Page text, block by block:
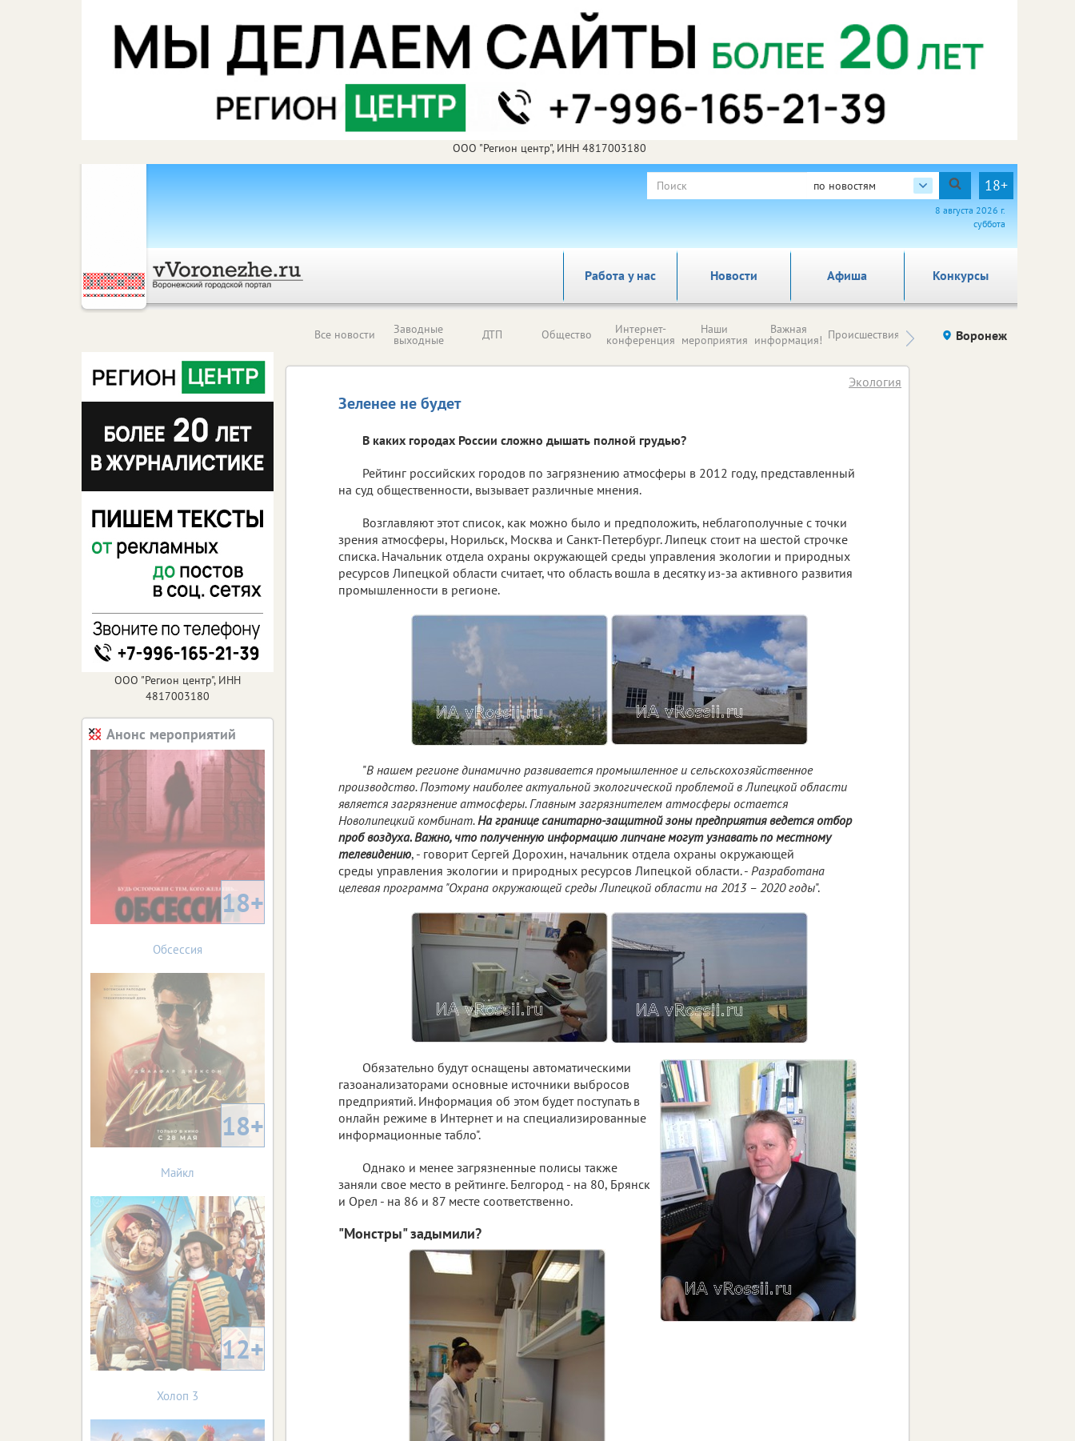
ООО "Регион центр", ИНН 4817003180
по новостям 18+
8 августа 2026 г.
суббота
Работа у нас Новости Афиша Конкурсы
Все новости Заводные
выходные ДТП Общество Интернет-
конференция
Наши
мероприятия
Важная
информация! Происшествия Здоровье компаний (на
Воронеж
Зеленее не будет
Экология
В каких городах России сложно дышать полной грудью?
Рейтинг российских городов по загрязнению атмосферы в 2012 году, представленный
на суд общественности, вызывает различные мнения.
Возглавляют этот список, как можно было и предположить, неблагополучные с точки
зрения атмосферы, Норильск, Москва и Санкт-Петербург. Липецк стоит на шестой строчке
списка. Начальник отдела охраны окружающей среды управления экологии и природных
ресурсов Липецкой области считает, что область вошла в десятку из-за активного развития
промышленности в регионе.
"В нашем регионе динамично развивается промышленное и сельскохозяйственное
производство. Поэтому наиболее актуальной экологической проблемой в Липецкой области
является загрязнение атмосферы. Главным загрязнителем атмосферы остается
Новолипецкий комбинат.На границе санитарно-защитной зоны предприятия ведется отбор
проб воздуха. Важно, что полученную информацию липчане могут узнавать по местному
телевидению, - говорит Сергей Дорохин, начальник отдела охраны окружающей
среды управления экологии и природных ресурсов Липецкой области. - Разработана
целевая программа "Охрана окружающей среды Липецкой области на 2013 – 2020 годы".
Обязательно будут оснащены автоматическими
газоанализаторами основные источники выбросов
предприятий. Информация об этом будет поступать в
онлайн режиме в Интернет и на специализированные
информационные табло".
Однако и менее загрязненные полисы также
заняли свое место в рейтинге. Белгород - на 80, Брянск
и Орел - на 86 и 87 месте соответственно.
"Монстры" задымили?
ООО "Регион центр", ИНН
4817003180
Анонс мероприятий
18+
Обсессия
18+
Майкл
12+
Холоп 3